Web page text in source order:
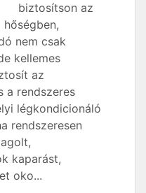
biztosítson az
nem csak
kellemes
az
a rendszeres
légkondicionáló
rendszeresen
kaparást,
oko...